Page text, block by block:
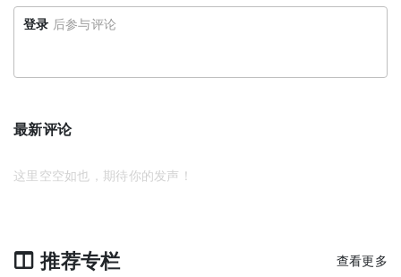
登录 后参与评论
最新评论
这里空空如也，期待你的发声！
推荐专栏 查看更多